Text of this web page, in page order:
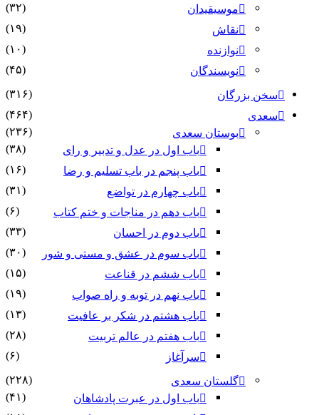
موسیقیدان
(۳۲)
نقاش
(۱۹)
نوازنده
(۱۰)
نویسندگان
(۴۵)
سخن بزرگان
(۳۱۶)
سعدی
(۴۶۴)
بوستان سعدی
(۲۳۶)
باب اول در عدل و تدبیر و رای
(۳۸)
باب پنجم در باب تسلیم و رضا
(۱۶)
باب چهارم در تواضع
(۳۱)
باب دهم در مناجات و ختم کتاب
(۶)
باب دوم در احسان
(۳۳)
باب سوم در عشق و مستی و شور
(۳۰)
باب ششم در قناعت
(۱۵)
باب نهم در توبه و راه صواب
(۱۹)
باب هشتم در شکر بر عافیت
(۱۳)
باب هفتم در عالم تربیت
(۲۸)
سرآغاز
(۶)
گلستان سعدی
(۲۲۸)
باب اول در عبرت پادشاهان
(۴۱)